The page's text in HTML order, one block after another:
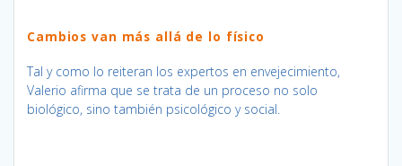
Cambios van más allá de lo físico
Tal y como lo reiteran los expertos en envejecimiento,
Valerio afirma que se trata de un proceso no solo
biológico, sino también psicológico y social.